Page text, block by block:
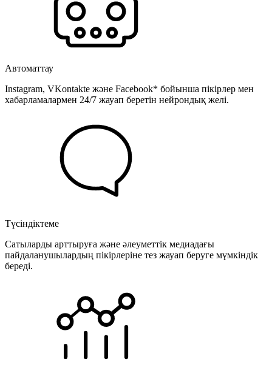
Автоматтау
Instagram, VKontakte және Facebook* бойынша пікірлер мен
хабарламалармен 24/7 жауап беретін нейрондық желі.
Түсіндіктеме
Сатыларды арттыруға және әлеуметтік медиадағы
пайдаланушылардың пікірлеріне тез жауап беруге мүмкіндік
береді.